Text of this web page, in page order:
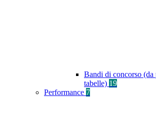
Bandi di concorso (da
tabelle) 19
Performance 7